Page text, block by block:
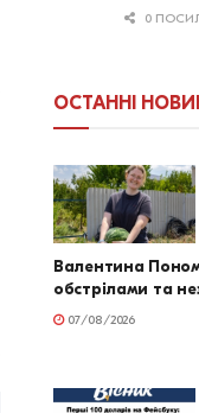
0
ОСТАННІ
Валентина
обстрілами та
07/08/2026